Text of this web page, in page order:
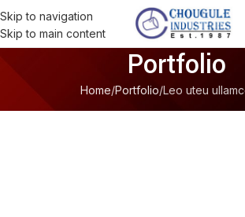
Skip to navigation
Skip to main content
Portfolio
Home Portfolio Leo uteu